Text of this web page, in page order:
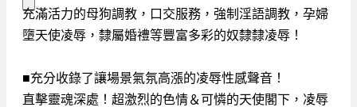
充滿活力的母狗調教，口交服務，強制淫語調教，孕婦
墮天使凌辱，隸屬婚禮等豐富多彩的奴隸隸凌辱！
■充分收錄了讓場景氣氛高漲的凌辱性感聲音！
直擊靈魂深處！超激烈的色情＆可憐的天使閣下，凌辱